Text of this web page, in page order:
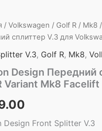
/ Volkswagen / Golf R / Mk8 /
сплиттер V.3 для
V.3, Golf R, Mk8,
Design Передний
Variant Mk8 Facelift
Design Front Splitter V.3